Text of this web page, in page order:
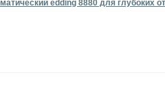
edding 8880 для глубоких